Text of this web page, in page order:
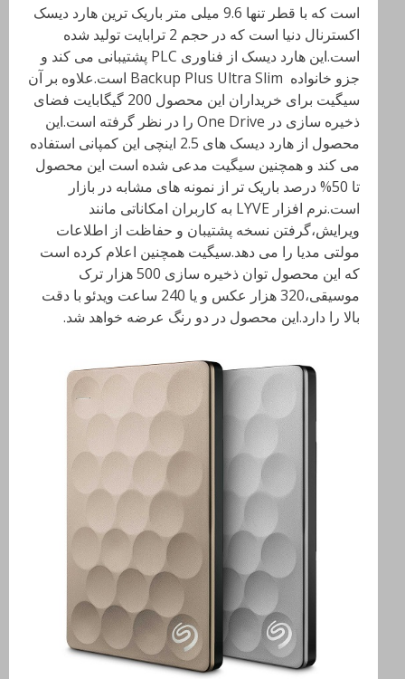
است که با قطر تنها 9.6 میلی متر باریک ترین هارد دیسک
اکسترنال دنیا است که در حجم 2 ترابایت تولید شده
است.این هارد دیسک از فناوری PLC پشتیبانی می کند و
جزو خانواده Backup Plus Ultra Slim است.علاوه بر آن
سیگیت برای خریداران این محصول 200 گیگابایت فضای
ذخیره سازی در One Drive را در نظر گرفته است.این
محصول از هارد دیسک های 2.5 اینچی این کمپانی استفاده
می کند و همچنین سیگیت مدعی شده است این محصول
تا 50% درصد باریک تر از نمونه های مشابه در بازار
است.نرم افزار LYVE به کاربران امکاناتی مانند
ویرایش،گرفتن نسخه پشتیبان و حفاظت از اطلاعات
مولتی مدیا را می دهد.سیگیت همچنین اعلام کرده است
که این محصول توان ذخیره سازی 500 هزار ترک
موسیقی،320 هزار عکس و یا 240 ساعت ویدئو با دقت
بالا را دارد.این محصول در دو رنگ عرضه خواهد شد.